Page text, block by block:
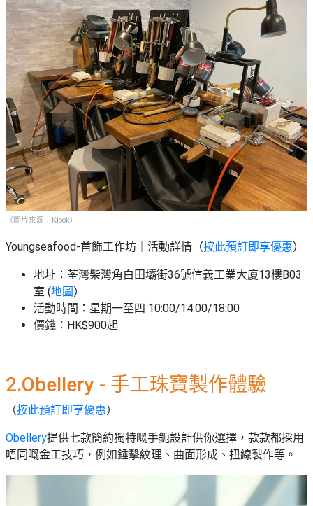
（圖片來源：Klook）
Youngseafood-首飾工作坊｜活動詳情（按此預訂即享優惠）
地址：荃灣柴灣角白田壩街36號信義工業大廈13樓B03
室 (地圖）
活動時間：星期一至四 10:00/14:00/18:00
價錢：HK$900起
2.Obellery - 手工珠寶製作體驗
（按此預訂即享優惠）
Obellery提供七款簡約獨特嘅手鈪設計供你選擇，款款都採用
唔同嘅金工技巧，例如錘擊紋理、曲面形成、扭線製作等。